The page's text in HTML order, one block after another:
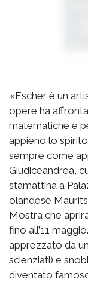
«Escher è un
opere ha
matematiche e
appieno lo
sempre come
Giudiceandrea,
stamattina a
olandese
Mostra che
fino all’11
apprezzato da
scienziati) e
diventato